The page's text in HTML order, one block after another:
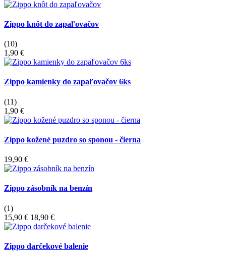
Zippo knôt do zapaľovačov
(10)
1,90 €
Zippo kamienky do zapaľovačov 6ks
(11)
1,90 €
Zippo kožené puzdro so sponou - čierna
19,90 €
Zippo zásobník na benzín
(1)
15,90 € 18,90 €
Zippo darčekové balenie